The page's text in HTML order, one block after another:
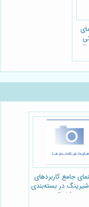
جامع کاربردهای
شیرینگ در بسته‌بندی
صنعتی (با تاکید بر